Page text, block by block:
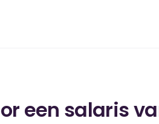
een salaris